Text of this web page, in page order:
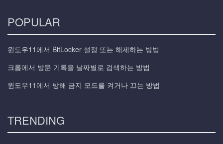
POPULAR
윈도우11에서 BitLocker 설정 또는 해제하는 방법
크롬에서 방문 기록을 날짜별로 검색하는 방법
윈도우11에서 방해 금지 모드를 켜거나 끄는 방법
TRENDING